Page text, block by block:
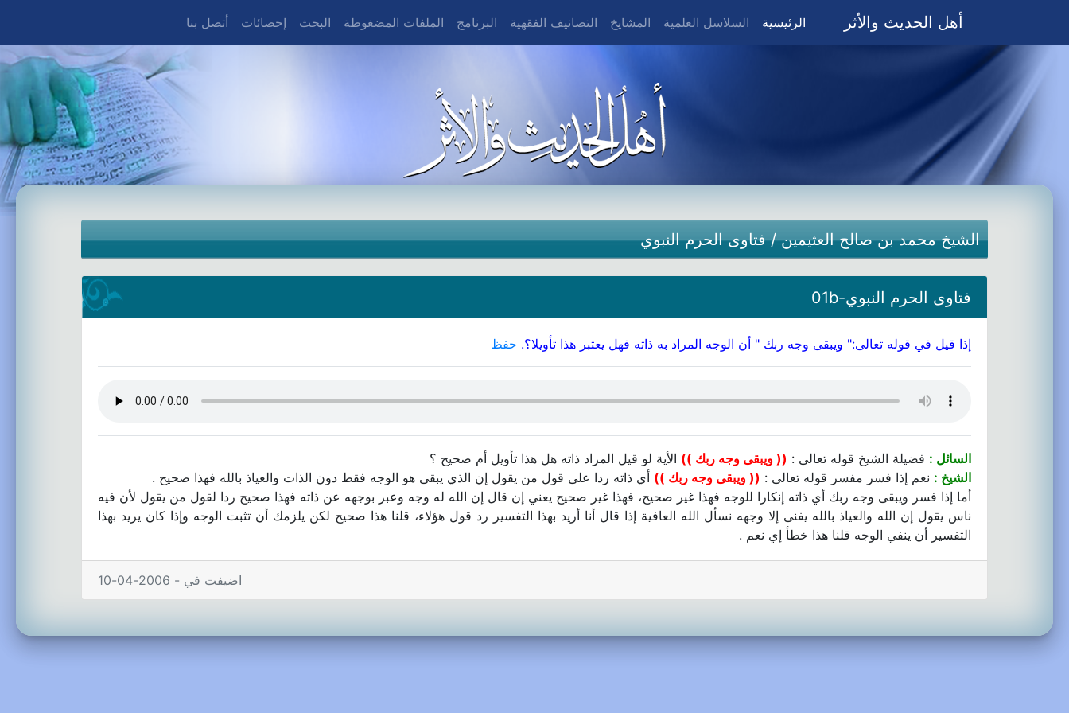
أهل الحديث والأثر الرئيسية السلاسل العلمية المشايخ التصانيف الفقهية البرنامج الملفات المضغوطة البحث إحصائات أتصل بنا
الشيخ محمد بن صالح العثيمين/فتاوى الحرم النبوي
فتاوى الحرم النبوي-01b
إذا قيل في قوله تعالى:" ويبقى وجه ربك " أن الوجه المراد به ذاته فهل يعتبر هذا تأويلا؟. حفظ
السائل : فضيلة الشيخ قوله تعالى : (( ويبقى وجه ربك )) الأية لو قيل المراد ذاته هل هذا تأويل أم صحيح ؟
الشيخ : نعم إذا فسر مفسر قوله تعالى : (( ويبقى وجه ربك )) أي ذاته ردا على قول من يقول إن الذي يبقى هو الوجه فقط دون الذات والعياذ بالله فهذا صحيح .
أما إذا فسر ويبقى وجه ربك أي ذاته إنكارا للوجه فهذا غير صحيح، فهذا غير صحيح يعني إن قال إن الله له وجه وعبر بوجهه عن ذاته فهذا صحيح ردا لقول من يقول لأن فيه
ناس يقول إن الله والعياذ بالله يفنى إلا وجهه نسأل الله العافية إذا قال أنا أريد بهذا التفسير رد قول هؤلاء، قلنا هذا صحيح لكن يلزمك أن تثبت الوجه وإذا كان يريد بهذا
التفسير أن ينفي الوجه قلنا هذا خطأ إي نعم .
اضيفت في - 2006-04-10